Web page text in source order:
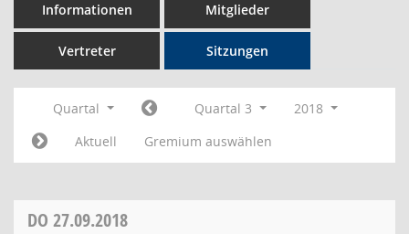
Informationen Mitglieder
Vertreter Sitzungen
Quartal Quartal 3
2018
Aktuell
Gremium auswählen
DO 27.09.2018